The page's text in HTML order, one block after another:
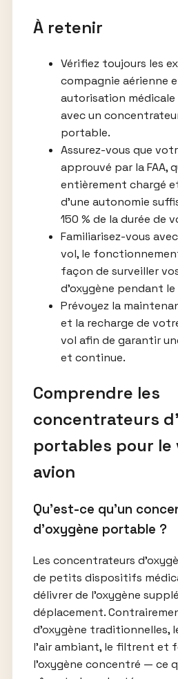
À retenir
Vérifiez toujours les
compagnie aérienne
autorisation
avec un
portable.
Assurez-vous que
approuvé par la FAA,
entièrement chargé
d’une autonomie
150 % de la durée de
Familiarisez-vous
vol, le
façon de surveiller
d’oxygène pendant
Prévoyez la
et la recharge de
vol afin de garantir
et continue.
Comprendre les
concentrateurs
portables pour le
avion
Qu’est-ce qu’un
d’oxygène portable ?
Les concentrateurs
de petits dispositifs
délivrer de l’oxygène
déplacement.
d’oxygène traditionnelles,
l’air ambiant, le filtrent et
l’oxygène concentré — ce